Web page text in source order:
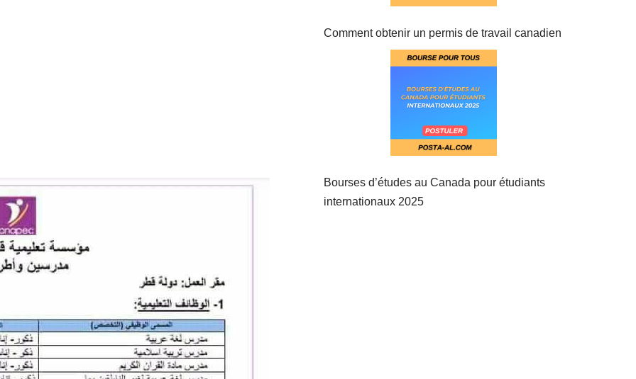
Comment obtenir un permis de travail canadien
Bourses d’études au Canada pour étudiants
internationaux 2025